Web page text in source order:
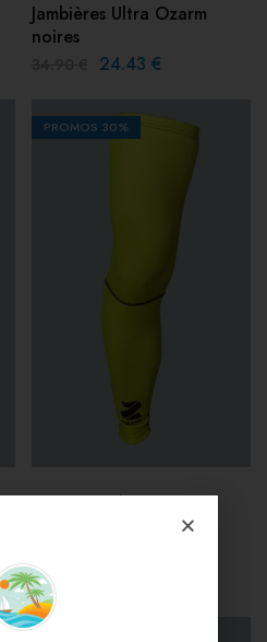
Jambières Ultra Ozarm
noires
24.43 €
PROMOS 30%
Gammes Cyclisme
Jambières Ultra Ozarm
34.90